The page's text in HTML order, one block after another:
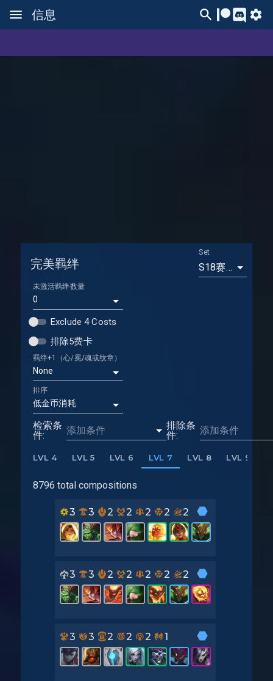
信息
完美羁绊
Set
S18赛季
未激活羁绊数量
0
Exclude 4 Costs
排除5费卡
羁绊+1（心/冕/魂或纹章）
None
排序
低金币消耗
检索条
件:
排除条
件:
LVL 4 LVL 5 LVL 6 LVL 7 LVL 8 LVL 9
8796 total compositions
3 3 2 2 2 2 2
3 3 2 2 2 2 2
3 3 2 2 2 1